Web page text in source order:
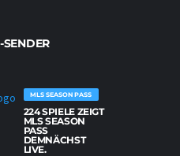
MLS SEASON PASS
224 SPIELE ZEIGT
MLS SEASON
PASS
DEMNÄCHST
LIVE.